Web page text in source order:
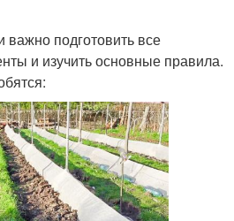
подготовить все
и изучить основные правила.